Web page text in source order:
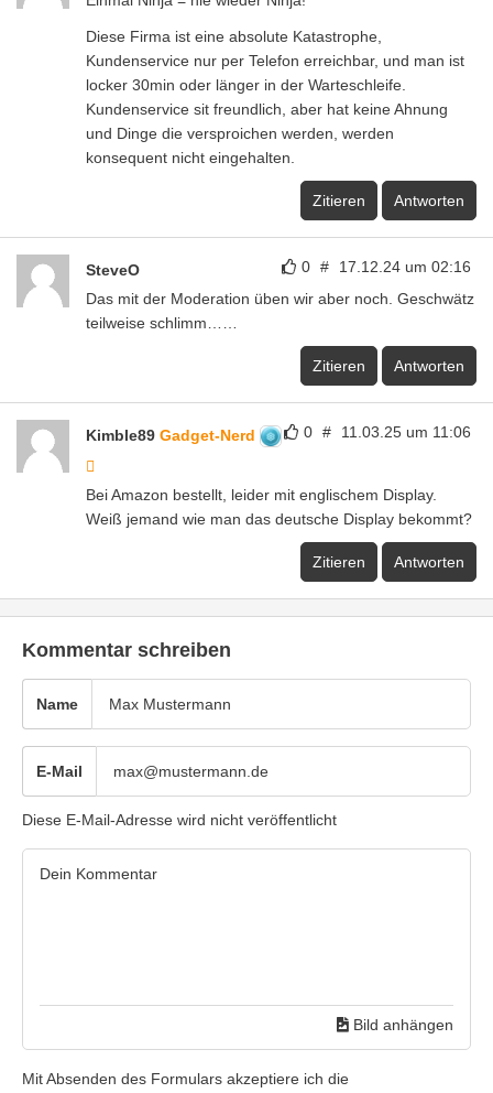
Diese Firma ist eine absolute Katastrophe,
Kundenservice nur per Telefon erreichbar, und man ist
locker 30min oder länger in der Warteschleife.
Kundenservice sit freundlich, aber hat keine Ahnung
und Dinge die versproichen werden, werden
konsequent nicht eingehalten.
Zitieren Antworten
0 # 17.12.24 um 02:16
SteveO
Das mit der Moderation üben wir aber noch. Geschwätz
teilweise schlimm……
Zitieren Antworten
0 # 11.03.25 um 11:06
Kimble89 Gadget-Nerd
Bei Amazon bestellt, leider mit englischem Display.
Weiß jemand wie man das deutsche Display bekommt?
Zitieren Antworten
Kommentar schreiben
Name
E-Mail
Diese E-Mail-Adresse wird nicht veröffentlicht
Bild anhängen
Mit Absenden des Formulars akzeptiere ich die